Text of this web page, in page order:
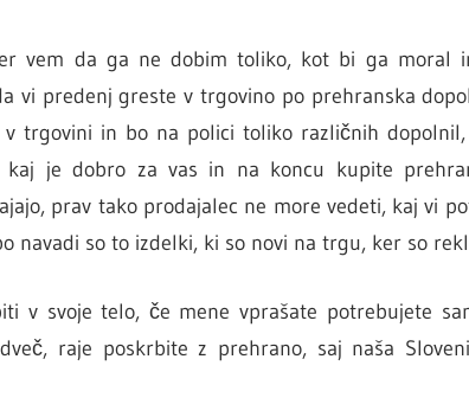
vem da ga ne dobim toliko, kot bi ga moral
vi predenj greste v trgovino po prehranska
trgovini in bo na polici toliko različnih
je dobro za vas in na koncu kupite
prav tako prodajalec ne more vedeti, kaj vi
navadi so to izdelki, ki so novi na trgu, ker so
v svoje telo, če mene vprašate potrebujete
raje poskrbite z prehrano, saj naša